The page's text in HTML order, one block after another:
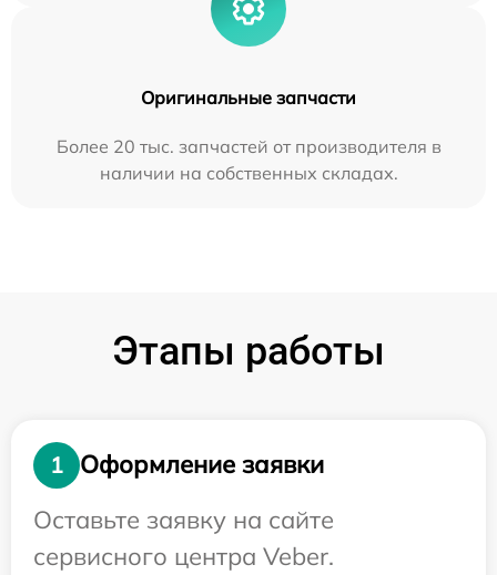
Оригинальные запчасти
Более 20 тыс. запчастей от производителя в
наличии на собственных складах.
Этапы работы
1
Оформление заявки
Оставьте заявку на сайте
сервисного центра Veber.